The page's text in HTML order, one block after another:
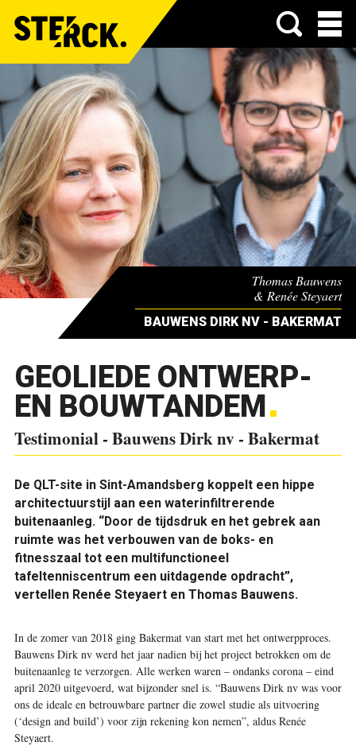
Menu
Thomas Bauwens
& Renée Steyaert
BAUWENS DIRK NV - BAKERMAT
GEOLIEDE ONTWERP-
EN BOUWTANDEM
Testimonial - Bauwens Dirk nv - Bakermat
De QLT-site in Sint-Amandsberg koppelt een hippe
architectuurstijl aan een waterinfiltrerende
buitenaanleg. “Door de tijdsdruk en het gebrek aan
ruimte was het verbouwen van de boks- en
fitnesszaal tot een multifunctioneel
tafeltenniscentrum een uitdagende opdracht”,
vertellen Renée Steyaert en Thomas Bauwens.
In de zomer van 2018 ging Bakermat van start met het ontwerpproces.
Bauwens Dirk nv werd het jaar nadien bij het project betrokken om de
buitenaanleg te verzorgen. Alle werken waren – ondanks corona – eind
april 2020 uitgevoerd, wat bijzonder snel is. “Bauwens Dirk nv was voor
ons de ideale en betrouwbare partner die zowel studie als uitvoering
(‘design and build’) voor zijn rekening kon nemen”, aldus Renée
Steyaert.